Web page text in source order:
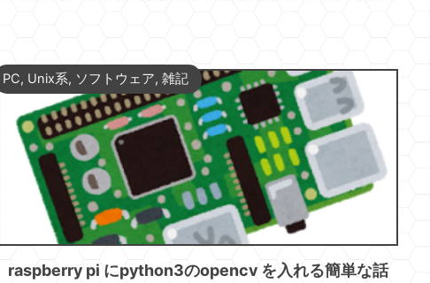
PC, Unix系, ソフトウェア,雑記
raspberry pi にpython3のopencv を入れる簡単な話